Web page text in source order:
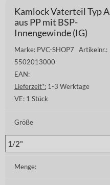
Kamlock Vaterteil Typ A
aus PP mit BSP-
Innengewinde (IG)
Marke: PVC-SHOP7 Artikelnr.:
5502013000
EAN:
Lieferzeit*: 1-3 Werktage
VE: 1 Stück
Größe
Menge: